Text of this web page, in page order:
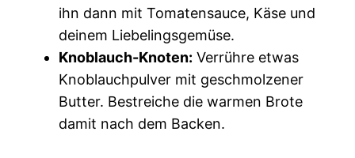
ihn dann mit Tomatensauce, Käse und
deinem Liebelingsgemüse.
Knoblauch-Knoten: Verrühre etwas
Knoblauchpulver mit geschmolzener
Butter. Bestreiche die warmen Brote
damit nach dem Backen.